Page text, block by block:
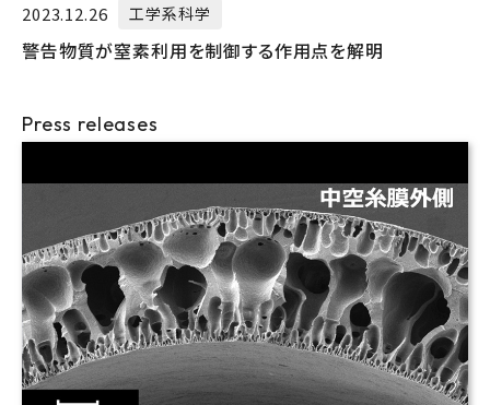
2023.12.26 工学系科学
警告物質が窒素利用を制御する作用点を解明
Press releases